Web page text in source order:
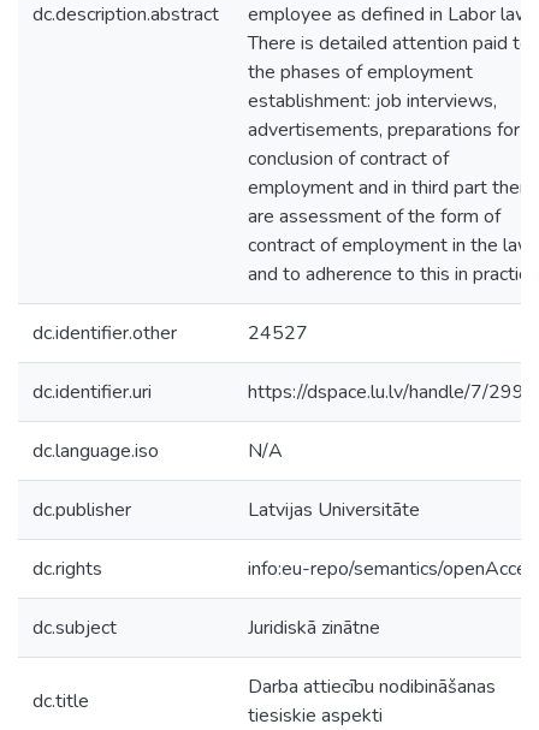
dc.description.abstract
employee as defined in Labor law.
There is detailed attention paid to
the phases of employment
establishment: job interviews,
advertisements, preparations for
conclusion of contract of
employment and in third part there
are assessment of the form of
contract of employment in the law
and to adherence to this in
dc.identifier.other 24527
dc.identifier.uri https://dspace.lu.lv/handle/7/
dc.language.iso N/A
dc.publisher Latvijas Universitāte
dc.rights info:eu-repo/semantics/
dc.subject Juridiskā zinātne
dc.title
Darba attiecību nodibināšanas
tiesiskie aspekti